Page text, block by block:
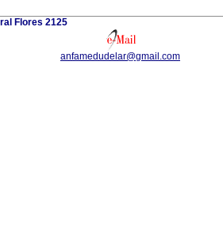
Flores 2125
anfamedudelar@gmail.com